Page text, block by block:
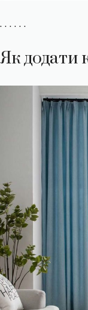
. . . . . .
Як додати